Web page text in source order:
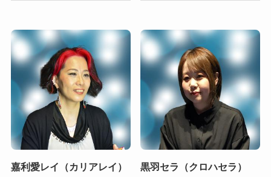
嘉利愛レイ（カリアレイ） 黒羽セラ（クロハセラ）